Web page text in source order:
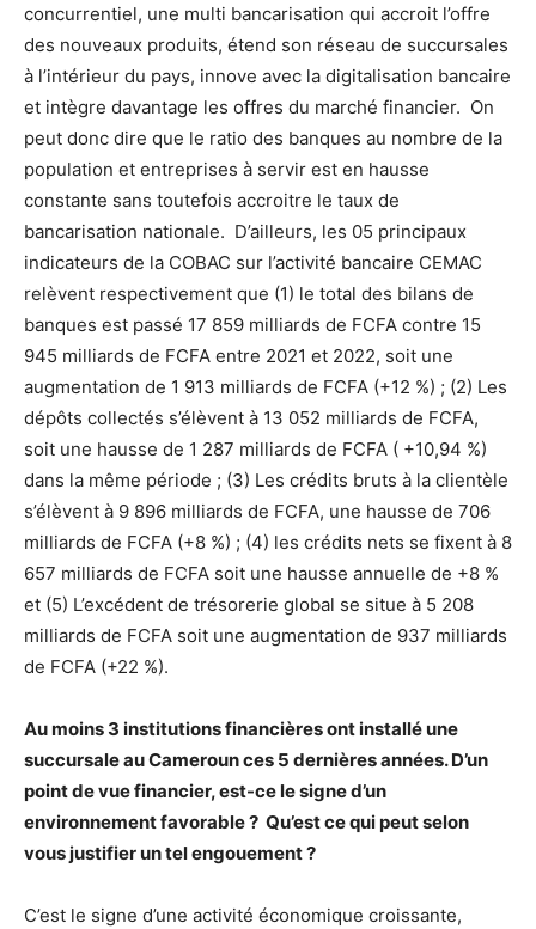
concurrentiel, une multi bancarisation qui accroit l’offre
des nouveaux produits, étend son réseau de succursales
à l’intérieur du pays, innove avec la digitalisation bancaire
et intègre davantage les offres du marché financier. On
peut donc dire que le ratio des banques au nombre de la
population et entreprises à servir est en hausse
constante sans toutefois accroitre le taux de
bancarisation nationale. D’ailleurs, les 05 principaux
indicateurs de la COBAC sur l’activité bancaire CEMAC
relèvent respectivement que (1) le total des bilans de
banques est passé 17 859 milliards de FCFA contre 15
945 milliards de FCFA entre 2021 et 2022, soit une
augmentation de 1 913 milliards de FCFA (+12 %) ; (2) Les
dépôts collectés s’élèvent à 13 052 milliards de FCFA,
soit une hausse de 1 287 milliards de FCFA ( +10,94 %)
dans la même période ; (3) Les crédits bruts à la clientèle
s’élèvent à 9 896 milliards de FCFA, une hausse de 706
milliards de FCFA (+8 %) ; (4) les crédits nets se fixent à 8
657 milliards de FCFA soit une hausse annuelle de +8 %
et (5) L’excédent de trésorerie global se situe à 5 208
milliards de FCFA soit une augmentation de 937 milliards
de FCFA (+22 %).
Au moins 3 institutions financières ont installé une
succursale au Cameroun ces 5 dernières années. D’un
point de vue financier, est-ce le signe d’un
environnement favorable ? Qu’est ce qui peut selon
vous justifier un tel engouement ?
C’est le signe d’une activité économique croissante,